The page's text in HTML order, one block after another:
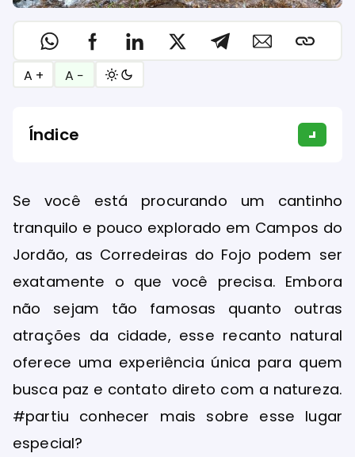
A + A −
Índice
Se você está procurando um cantinho
tranquilo e pouco explorado em Campos do
Jordão, as Corredeiras do Fojo podem ser
exatamente o que você precisa. Embora
não sejam tão famosas quanto outras
atrações da cidade, esse recanto natural
oferece uma experiência única para quem
busca paz e contato direto com a natureza.
#partiu conhecer mais sobre esse lugar
especial?